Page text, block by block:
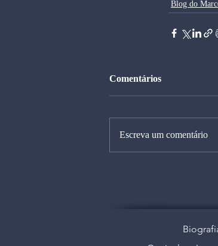
Blog do
Comentários
Escreva um comentário